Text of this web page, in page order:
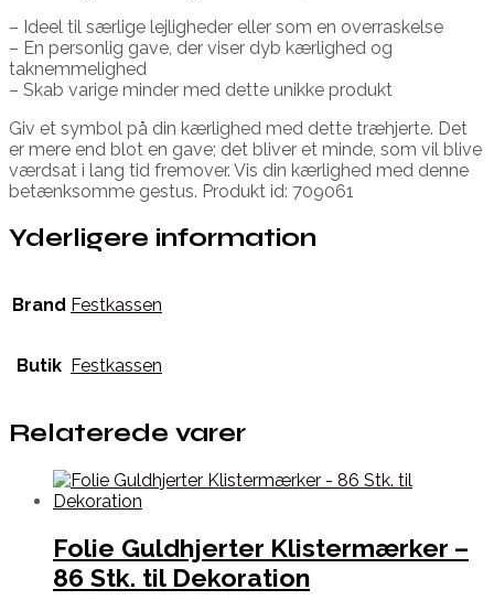
– Ideel til særlige lejligheder eller som en overraskelse
– En personlig gave, der viser dyb kærlighed og
taknemmelighed
– Skab varige minder med dette unikke produkt
Giv et symbol på din kærlighed med dette træhjerte. Det
er mere end blot en gave; det bliver et minde, som vil blive
værdsat i lang tid fremover. Vis din kærlighed med denne
betænksomme gestus. Produkt id: 709061
Yderligere information
Brand Festkassen
Butik Festkassen
Relaterede varer
Folie Guldhjerter Klistermærker –
86 Stk. til Dekoration